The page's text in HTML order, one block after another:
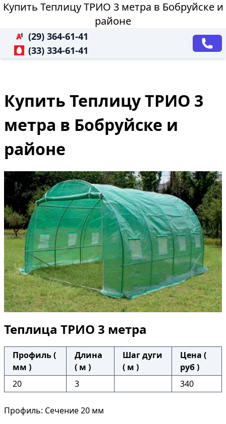
Купить Теплицу ТРИО 3 метра в Бобруйске и
районе
(29) 364-61-41
(33) 334-61-41
Купить Теплицу ТРИО 3
метра в Бобруйске и
районе
Теплица ТРИО 3 метра
Профиль (
мм )
Длина
( м )
Шаг дуги
( м )
Цена (
руб )
20
3 340
Профиль: Сечение 20 мм